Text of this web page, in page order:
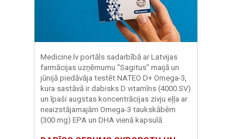
Medicine.lv portāls sadarbībā ar Latvijas
farmācijas uzņēmumu “Sagitus” maijā un
jūnijā piedāvāja testēt NATEO D+ Omega-3,
kura sastāvā ir dabisks D vitamīns (4000 SV)
un īpaši augstas koncentrācijas zivju eļļa ar
neaizstājamajām Omega-3 taukskābēm
(300 mg) EPA un DHA vienā kapsulā.